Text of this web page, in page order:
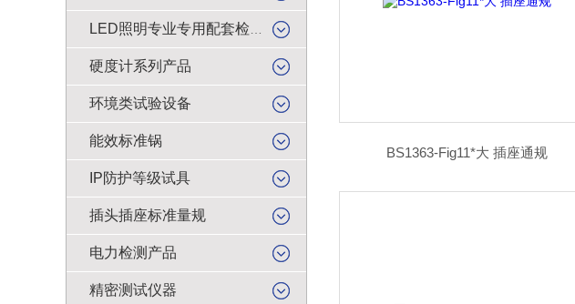
硬度计系列产品
环境类试验设备
能效标准锅
IP防护等级试具
插头插座标准量规
电力检测产品
精密测试仪器
BS1363-Fig11*大 插座通规